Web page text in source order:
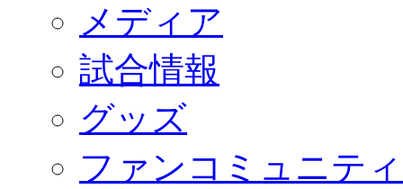
2026/27ファンコミュニティ
サポートショップ
GOODS
オフィシャルストア（実店舗）
オンラインストア
ACADEMY
アカデミーについて
コーチ&スタッフ
ジュニア
メディア
試合情報
グッズ
ファンコミュニティ